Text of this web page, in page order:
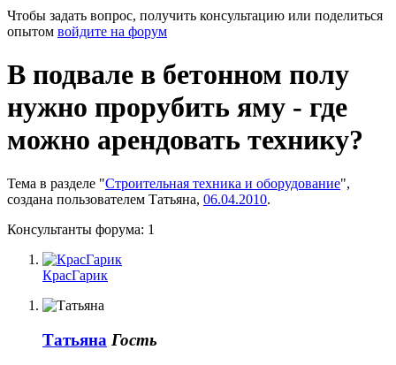
Чтобы задать вопрос, получить консультацию или поделиться
опытом войдите на форум
В подвале в бетонном полу
нужно прорубить яму - где
можно арендовать технику?
Тема в разделе "Строительная техника и оборудование",
создана пользователем Татьяна, 06.04.2010.
Консультанты форума: 1
КрасГарик
Татьяна Гость